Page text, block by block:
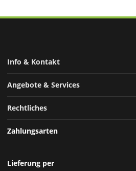
Info & Kontakt
Angebote & Services
Rechtliches
Zahlungsarten
Lieferung per